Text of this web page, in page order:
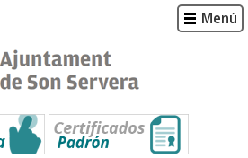
Menú